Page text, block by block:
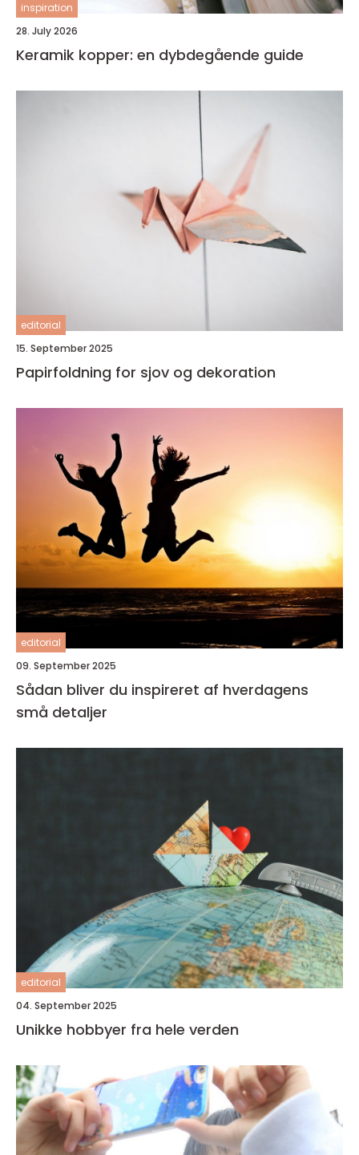
inspiration
28. July 2026
Keramik kopper: en dybdegående guide
editorial
15. September 2025
Papirfoldning for sjov og dekoration
editorial
09. September 2025
Sådan bliver du inspireret af hverdagens
små detaljer
editorial
04. September 2025
Unikke hobbyer fra hele verden